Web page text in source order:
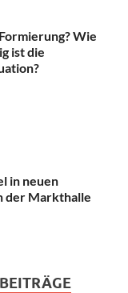
Wie
ist die
in neuen
der Markthalle